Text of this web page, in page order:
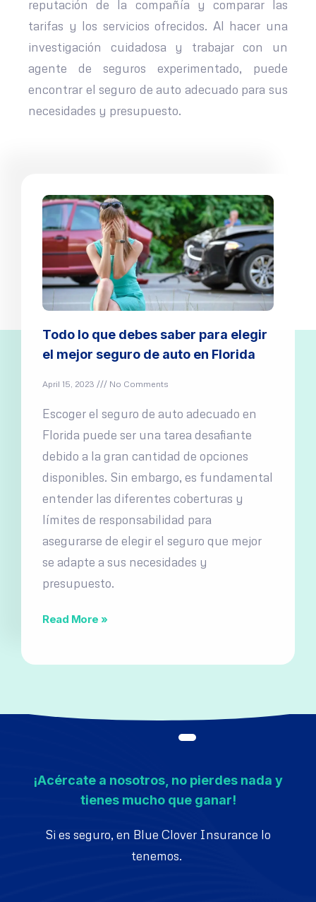
reputación de la compañía y comparar las
tarifas y los servicios ofrecidos. Al hacer una
investigación cuidadosa y trabajar con un
agente de seguros experimentado, puede
encontrar el seguro de auto adecuado para sus
necesidades y presupuesto.
Todo lo que debes saber para elegir
el mejor seguro de auto en Florida
April 15, 2023 No Comments
Escoger el seguro de auto adecuado en
Florida puede ser una tarea desafiante
debido a la gran cantidad de opciones
disponibles. Sin embargo, es fundamental
entender las diferentes coberturas y
límites de responsabilidad para
asegurarse de elegir el seguro que mejor
se adapte a sus necesidades y
presupuesto.
Read More »
¡Acércate a nosotros, no pierdes nada y
tienes mucho que ganar!
Si es seguro, en Blue Clover Insurance lo
tenemos.